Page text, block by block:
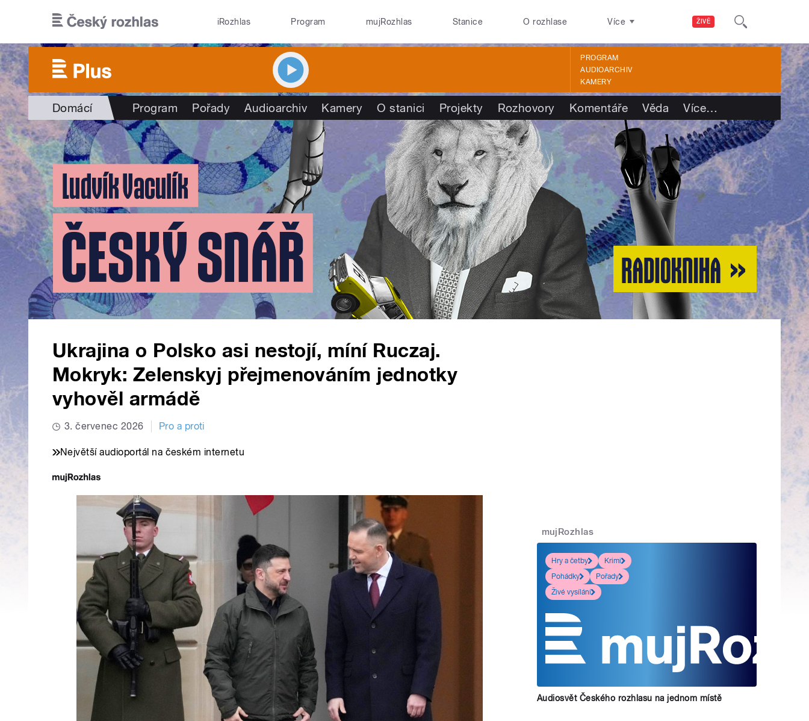
ŽIVĚ
iRozhlas Program mujRozhlas Stanice O rozhlase Více
PROGRAM
AUDIOARCHIV
KAMERY
Domácí Program Pořady Audioarchiv Kamery O stanici Projekty Rozhovory Komentáře Věda Více…
Ukrajina o Polsko asi nestojí, míní Ruczaj.
Mokryk: Zelenskyj přejmenováním jednotky
vyhověl armádě
3. červenec 2026 Pro a proti
Největší audioportál na českém internetu
mujRozhlas
Hry a četby
Krimi
Pohádky
Pořady
Živé vysílání
Audiosvět Českého rozhlasu na jednom místě